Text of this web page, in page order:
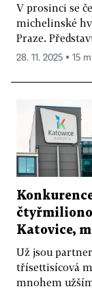
V prosinci se
michelinské
Praze.
28. 11. 2025 ▪ 15
Katovice,
Už jsou
třísettisícová
mnohem